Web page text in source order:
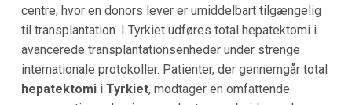
centre, hvor en donors lever er umiddelbart tilgængelig
til transplantation. I Tyrkiet udføres total hepatektomi i
avancerede transplantationsenheder under strenge
internationale protokoller. Patienter, der gennemgår total
hepatektomi i Tyrkiet, modtager en omfattende